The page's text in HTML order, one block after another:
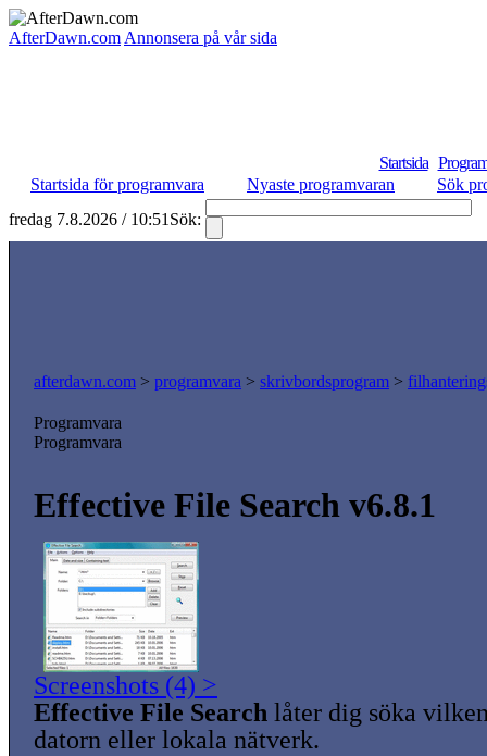
AfterDawn.com Annonsera på vår sida
Startsida
Startsida för programvara
Nyaste programvaran
Sök
fredag 7.8.2026 / 10:51 Sök:
afterdawn.com > programvara > skrivbordsprogram >
Programvara
Programvara
Effective File Search v6.8.1
Screenshots (4) >
Effective File Search låter dig söka
datorn eller lokala nätverk.